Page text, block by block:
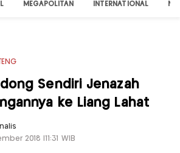
MEGAPOLITAN INTERNATIONAL
Sendiri Jenazah
ke Liang Lahat
2018 |11:31 WIB